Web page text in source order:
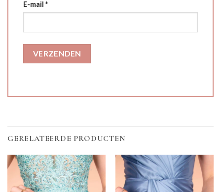
E-mail *
GERELATEERDE PRODUCTEN